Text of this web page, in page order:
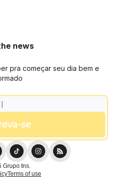
news
pra começar seu dia bem e
Grupo tns.
Terms of use